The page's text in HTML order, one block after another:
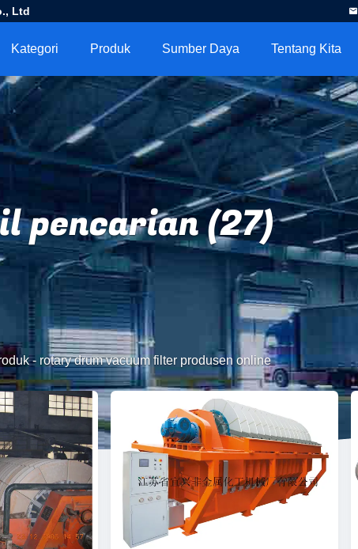
Ltd
Kategori Produk Sumber Daya Tentang Kita
pencarian (27)
- rotary drum vacuum filter produsen online